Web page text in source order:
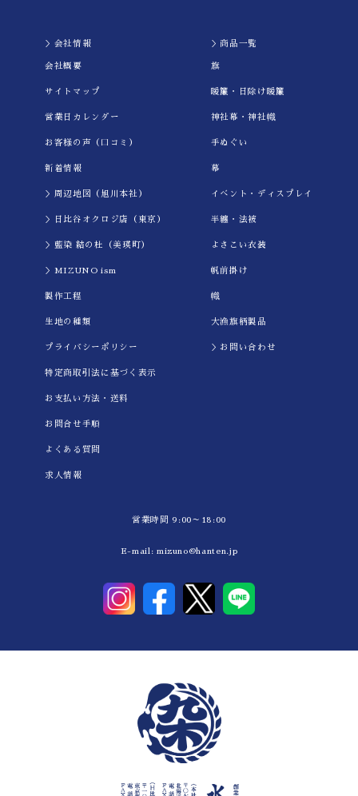
＞会社情報
会社概要
サイトマップ
営業日カレンダー
お客様の声（口コミ）
新着情報
＞周辺地図（旭川本社）
＞日比谷オクロジ店（東京）
＞藍染 結の杜（美瑛町）
＞MIZUNO ism
製作工程
生地の種類
プライバシーポリシー
特定商取引法に基づく表示
お支払い方法・送料
お問合せ手順
よくある質問
求人情報
＞商品一覧
旗
暖簾・日除け暖簾
神社幕・神社幟
手ぬぐい
幕
イべント・ディスプレイ
半纏・法被
よさこい衣装
帆前掛け
幟
大漁旗柄製品
＞お問い合わせ
営業時間 9:00～18:00
E-mail: mizuno@hanten.jp